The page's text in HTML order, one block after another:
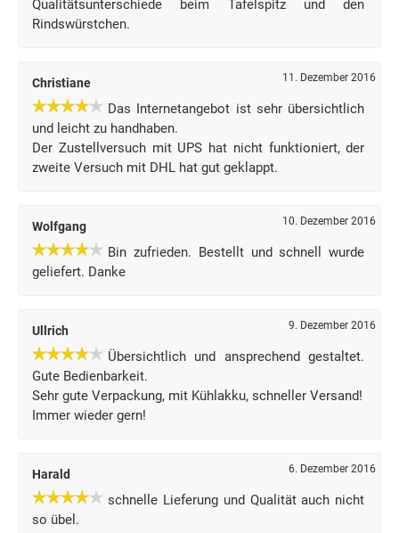
Qualitätsunterschiede beim Tafelspitz und den
Rindswürstchen.
Christiane 11. Dezember 2016
Das Internetangebot ist sehr übersichtlich
und leicht zu handhaben.
Der Zustellversuch mit UPS hat nicht funktioniert, der
zweite Versuch mit DHL hat gut geklappt.
Wolfgang 10. Dezember 2016
Bin zufrieden. Bestellt und schnell wurde
geliefert. Danke
Ullrich 9. Dezember 2016
Übersichtlich und ansprechend gestaltet.
Gute Bedienbarkeit.
Sehr gute Verpackung, mit Kühlakku, schneller Versand!
Immer wieder gern!
Harald 6. Dezember 2016
schnelle Lieferung und Qualität auch nicht
so übel.